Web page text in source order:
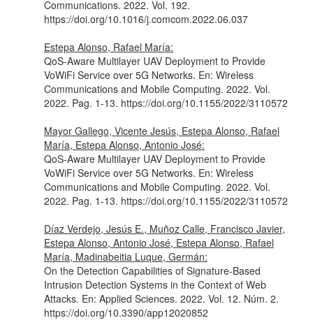
Communications. 2022. Vol. 192.
https://doi.org/10.1016/j.comcom.2022.06.037
Estepa Alonso, Rafael María:
QoS-Aware Multilayer UAV Deployment to Provide
VoWiFi Service over 5G Networks. En: Wireless
Communications and Mobile Computing. 2022. Vol.
2022. Pag. 1-13. https://doi.org/10.1155/2022/3110572
Mayor Gallego, Vicente Jesús, Estepa Alonso, Rafael
María, Estepa Alonso, Antonio José:
QoS-Aware Multilayer UAV Deployment to Provide
VoWiFi Service over 5G Networks. En: Wireless
Communications and Mobile Computing. 2022. Vol.
2022. Pag. 1-13. https://doi.org/10.1155/2022/3110572
Díaz Verdejo, Jesús E., Muñoz Calle, Francisco Javier,
Estepa Alonso, Antonio José, Estepa Alonso, Rafael
María, Madinabeitia Luque, Germán:
On the Detection Capabilities of Signature-Based
Intrusion Detection Systems in the Context of Web
Attacks. En: Applied Sciences. 2022. Vol. 12. Núm. 2.
https://doi.org/10.3390/app12020852